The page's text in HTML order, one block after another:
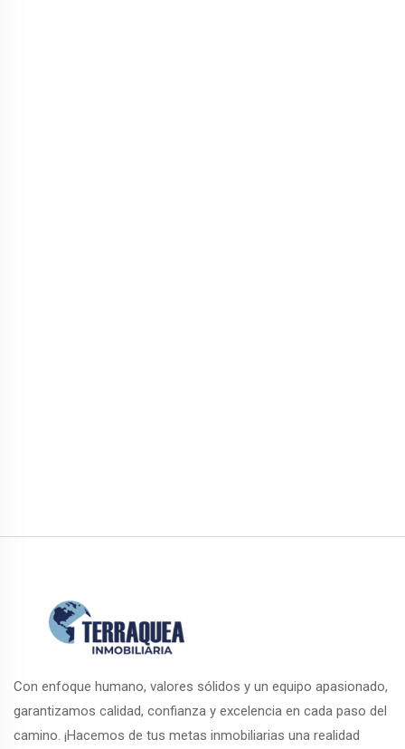
Con enfoque humano, valores sólidos y un equipo apasionado,
garantizamos calidad, confianza y excelencia en cada paso del
camino. ¡Hacemos de tus metas inmobiliarias una realidad